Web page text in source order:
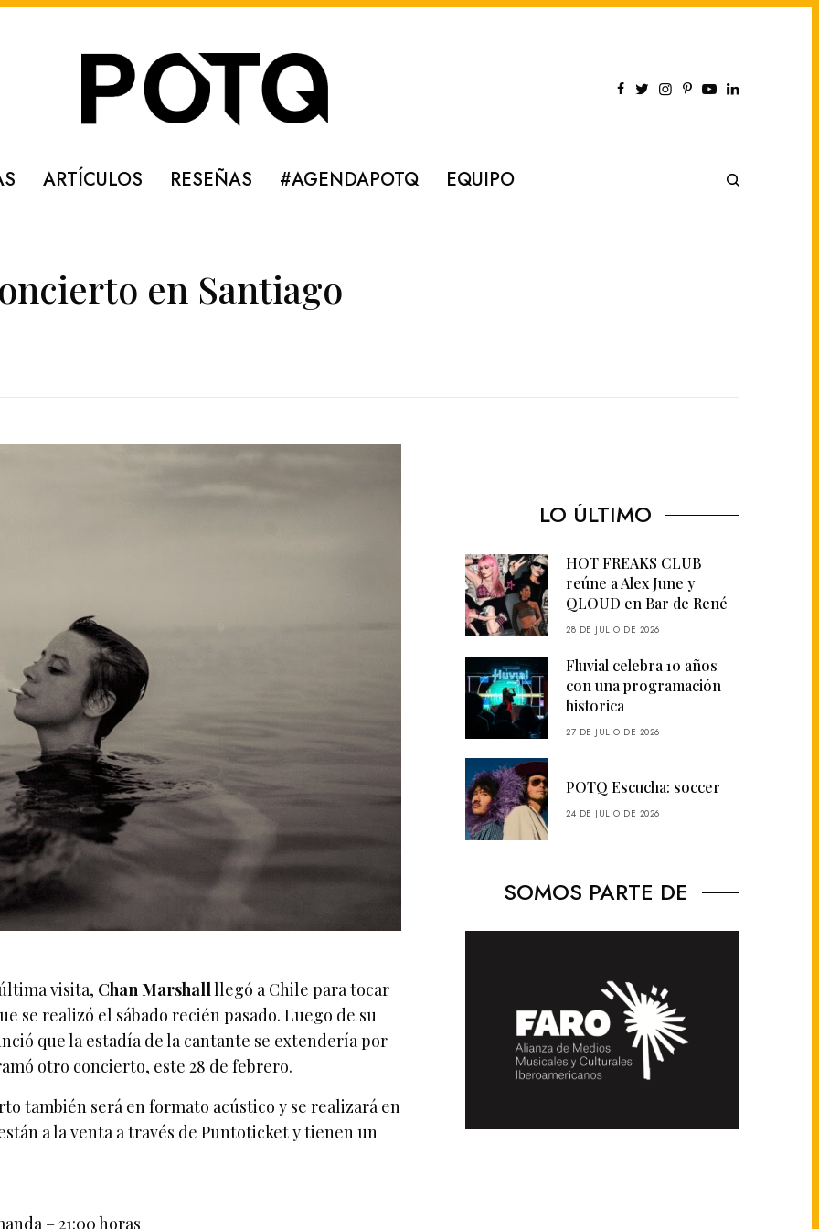
ARTÍCULOS RESEÑAS #AGENDAPOTQ EQUIPO
en Santiago
visita, Chan Marshallllegó a Chile para tocar
se realizó el sábado recién pasado. Luego de su
que la estadía de la cantante se extendería por
otro concierto, este 28 de febrero.
también será en formato acústico y se realizará en
a la venta a través de Puntoticket y tienen un
– 21:00 horas
LO ÚLTIMO
HOT FREAKS CLUB
reúne a Alex June y
QLOUD en Bar de René
28 DE JULIO DE 2026
Fluvial celebra 10 años
con una programación
historica
27 DE JULIO DE 2026
POTQ Escucha: soccer
24 DE JULIO DE 2026
SOMOS PARTE DE